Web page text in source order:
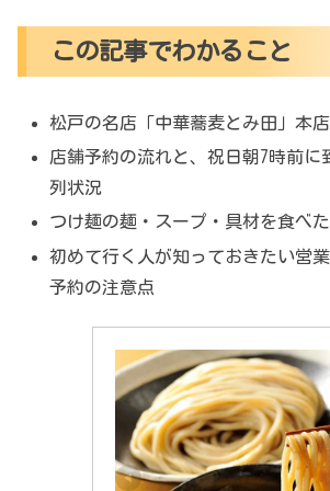
この記事でわかること
松戸の名店「中華蕎麦とみ田」本
店舗予約の流れと、祝日朝7時前に
列状況
つけ麺の麺・スープ・具材を食べ
初めて行く人が知っておきたい営
予約の注意点